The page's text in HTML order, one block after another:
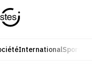
InternationalSport